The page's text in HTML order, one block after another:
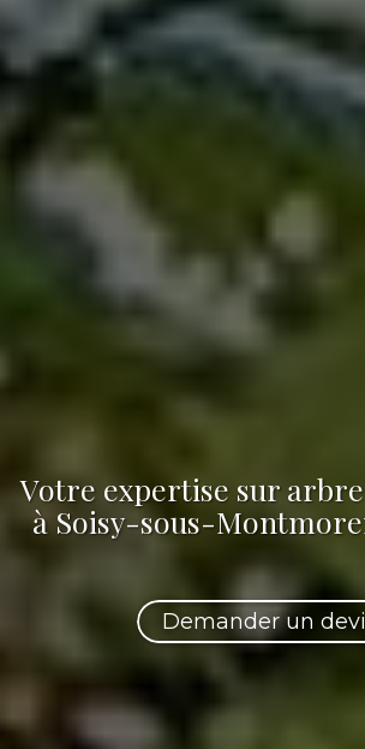
Votre expertise sur
à Soisy-sous-
Demander un